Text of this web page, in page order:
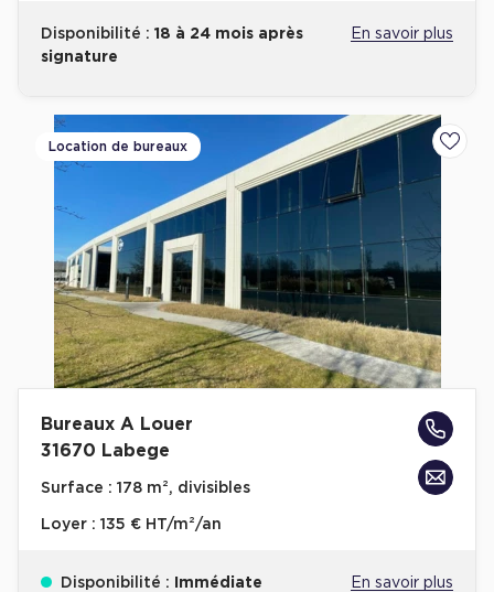
Disponibilité : 18 à 24 mois après
signature
En savoir plus
Location de bureaux
Bureaux A Louer
31670 Labege
Surface : 178 m², divisibles
Loyer : 135 € HT/m²/an
Disponibilité : Immédiate En savoir plus